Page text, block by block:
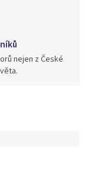
nejen z České